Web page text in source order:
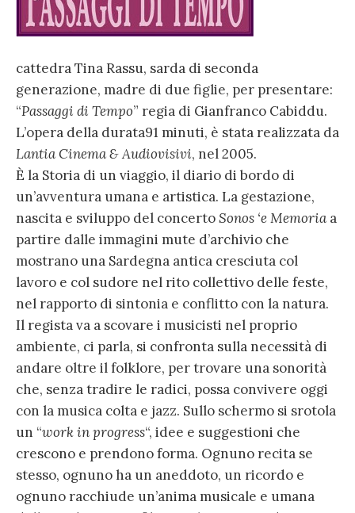
cattedra Tina Rassu, sarda di seconda
generazione, madre di due figlie, per presentare:
“Passaggi di Tempo” regia di Gianfranco Cabiddu.
L’opera della durata91 minuti, è stata realizzata da
Lantia Cinema & Audiovisivi, nel 2005.
È la Storia di un viaggio, il diario di bordo di
un’avventura umana e artistica. La gestazione,
nascita e sviluppo del concertoSonos ‘e Memoria a
partire dalle immagini mute d’archivio che
mostrano una Sardegna antica cresciuta col
lavoro e col sudore nel rito collettivo delle feste,
nel rapporto di sintonia e conflitto con la natura.
Il regista va a scovare i musicisti nel proprio
ambiente, ci parla, si confronta sulla necessità di
andare oltre il folklore, per trovare una sonorità
che, senza tradire le radici, possa convivere oggi
con la musica colta e jazz. Sullo schermo si srotola
un “work in progress“, idee e suggestioni che
crescono e prendono forma. Ognuno recita se
stesso, ognuno ha un aneddoto, un ricordo e
ognuno racchiude un’anima musicale e umana